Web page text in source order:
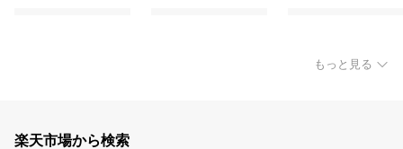
もっと見る
楽天市場から検索